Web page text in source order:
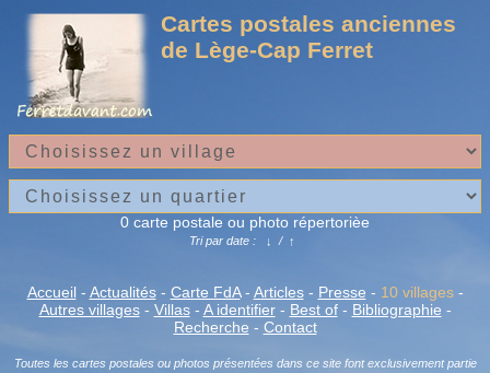
Cartes postales anciennes
de Lège-Cap Ferret
0 carte postale ou photo répertorièe
Tri par date : ↓ /↑
Accueil- Actualités- Carte FdA- Articles- Presse - 10 villages-
Autres villages- Villas- A identifier- Best of- Bibliographie -
Recherche - Contact
Toutes les cartes postales ou photos présentées dans ce site font exclusivement partie